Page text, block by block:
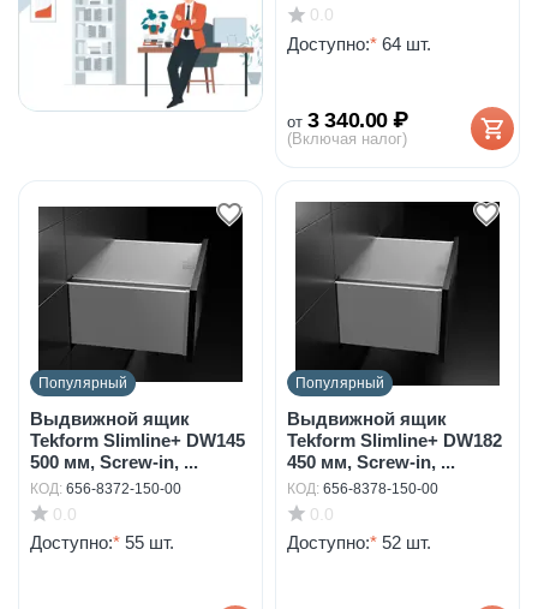
0.0
Доступно:* 64 шт.
от 3 340.00 ₽
(Включая налог)
Популярный
Выдвижной ящик
Tekform Slimline+ DW145
500 мм, Screw-in, ...
КОД: 656-8372-150-00
0.0
Доступно:* 55 шт.
Популярный
Выдвижной ящик
Tekform Slimline+ DW182
450 мм, Screw-in, ...
КОД: 656-8378-150-00
0.0
Доступно:* 52 шт.